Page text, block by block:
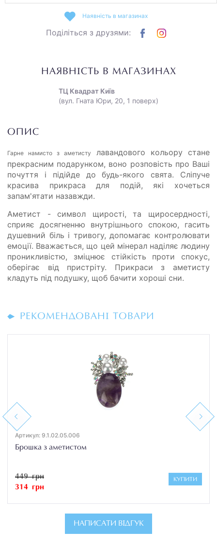
Наявність в магазинах
Поділіться з друзями:
НАЯВНІСТЬ В МАГАЗИНАХ
ТЦ Квадрат Київ
(вул. Гната Юри, 20, 1 поверх)
ОПИС
Гарне намисто з аметисту
лавандового кольору стане
прекрасним подарунком, воно розповість про Ваші
почуття і підійде до будь-якого свята. Сліпуче
красива прикраса для подій, які хочеться
запам'ятати назавжди.
Аметист - символ щирості, та щиросердності,
сприяє досягненню внутрішнього спокою, гасить
душевний біль і тривогу, допомагає контролювати
емоції. Вважається, що цей мінерал наділяє людину
проникливістю, зміцнює стійкість проти спокус,
оберігає від пристріту. Прикраси з аметисту
кладуть під подушку, щоб бачити хороші сни.
РЕКОМЕНДОВАНІ ТОВАРИ
Previous
Артикул: 9.1.02.05.006
Брошка з аметистом
449 грн
314 грн
КУПИТИ
Next
НАПИСАТИ ВІДГУК